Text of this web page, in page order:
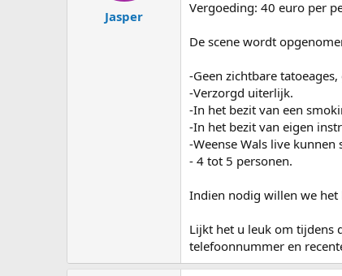
u
Jasper
Vergoeding: 40 euro per
De scene wordt
-Geen zichtbare
-Verzorgd uiterlijk.
-In het bezit van een
-In het bezit van eigen
-Weense Wals live kunnen
- 4 tot 5 personen.
Indien nodig willen we
Lijkt het u leuk om tijdens
telefoonnummer en